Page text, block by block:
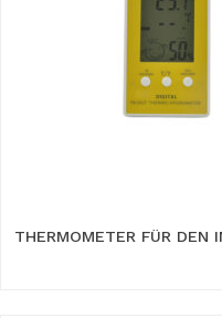
THERMOMETER FÜR DEN